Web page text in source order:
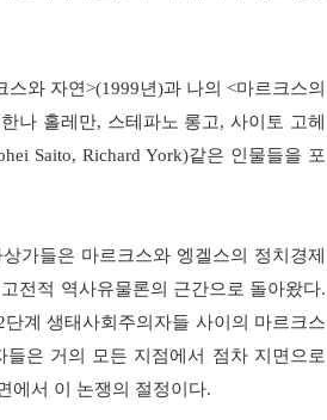
스와 자연>(1999년)과 나의<마르크스의
한나 홀레만, 스테파노 롱고,사이토 고헤
Saito, Richard York)같은 인물들을 포
가들은 마르크스와 엥겔스의 정치경제
전적 역사유물론의 근간으로 돌아왔다.
단계 생태사회주의자들 사이의 마르크스
들은 거의 모든 지점에서 점차 지면으로
에서 이 논쟁의 절정이다.